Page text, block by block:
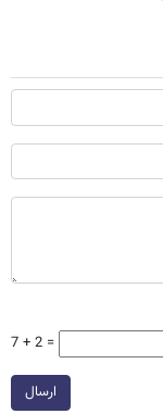
7 + 2 =
ارسال